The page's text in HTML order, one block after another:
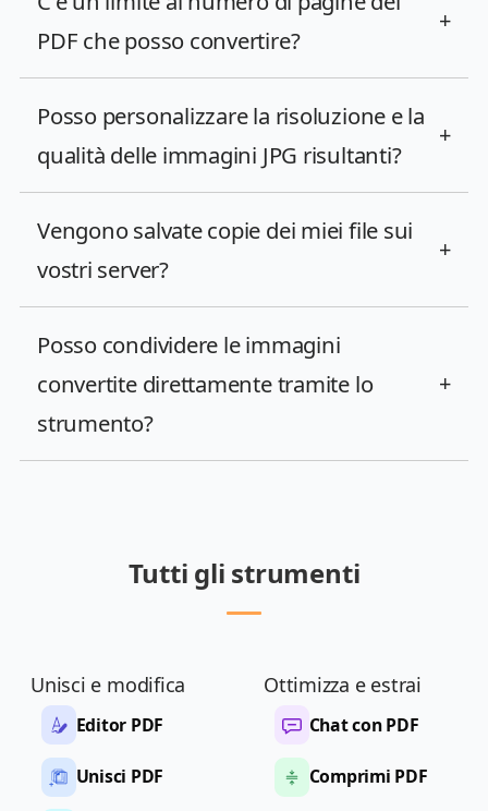
PDF che posso convertire?
+
Posso personalizzare la risoluzione e la
qualità delle immagini JPG risultanti?
+
Vengono salvate copie dei miei file sui
vostri server?
+
Posso condividere le immagini
convertite direttamente tramite lo
strumento?
+
Tutti gli strumenti
Unisci e modifica
Editor PDF
Unisci PDF
Ottimizza e estrai
Chat con PDF
Comprimi PDF